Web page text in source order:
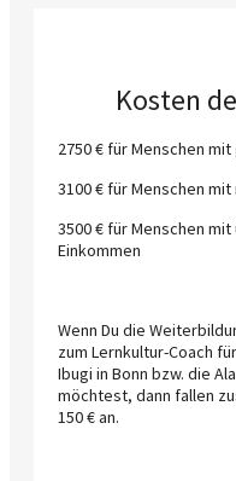
Kosten
2750 € für Menschen
3100 € für Menschen
3500 € für Menschen
Einkommen
Wenn Du die
zum Lernkultur-Coach
Ibugi in Bonn bzw. die
möchtest, dann fallen
150 € an.